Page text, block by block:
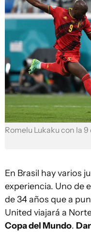
Romelu Lukaku con la 9
En Brasil hay varios
experiencia. Uno de
de 34 años que a
United viajará a
Copa del Mundo.